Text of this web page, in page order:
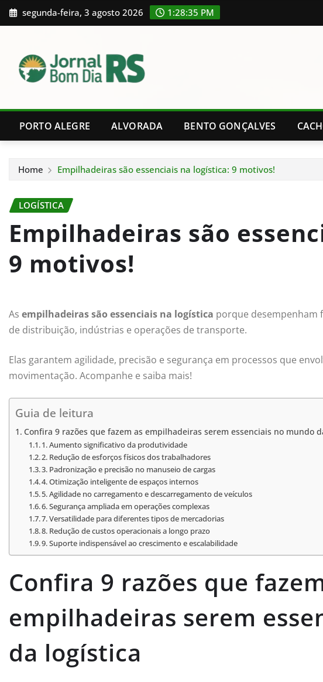
Skip
to
segunda-feira, 3 agosto 2026 1:28:35 PM
PORTO ALEGRE ALVORADA BENTO GONÇALVES
Home Empilhadeiras são essenciais na logística: 9 motivos!
LOGÍSTICA
Empilhadeiras são
9 motivos!
As empilhadeiras são essenciais na logística porque desempenham
de distribuição, indústrias e operações de transporte.
Elas garantem agilidade, precisão e segurança em processos que
movimentação. Acompanhe e saiba mais!
Guia de leitura
Confira 9 razões que fazem as empilhadeiras serem essenciais no mundo
1. Aumento significativo da produtividade
2. Redução de esforços físicos dos trabalhadores
3. Padronização e precisão no manuseio de cargas
4. Otimização inteligente de espaços internos
5. Agilidade no carregamento e descarregamento de veículos
6. Segurança ampliada em operações complexas
7. Versatilidade para diferentes tipos de mercadorias
8. Redução de custos operacionais a longo prazo
9. Suporte indispensável ao crescimento e escalabilidade
Confira 9 razões que
empilhadeiras serem
da logística